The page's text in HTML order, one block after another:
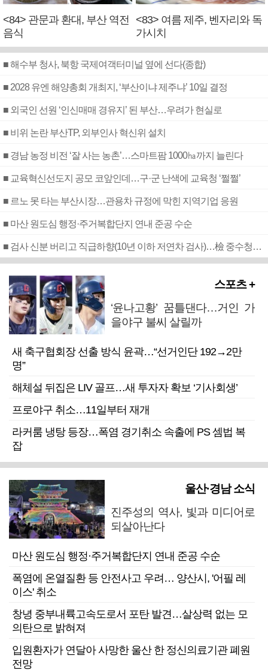
<84> 관문과 환대, 부산 역전
음식
<83> 여름 제주, 벤자리와 독
가시치
■ 해수부 청사, 북항 국제여객터미널 옆에 선다(종합)
■ 2028 유엔 해양총회 개최지, ‘부산이냐 제주냐’ 10일 결정
■ 외국인 선원 ‘인신매매 경유지’ 된 부산…우려가 현실로
■ 비위 논란 부산TP, 외부인사 혁신위 설치
■ 경남 농정 비전 ‘잘 사는 농촌’…스마트팜 1000㏊까지 늘린다
■ 교육혁신선도지 공모 코앞인데…구·군 난색에 교육청 ‘쩔쩔’
■ 르노 못 타는 부산시장…관용차 규정에 막힌 지역기업 응원
■ 마산 원도심 행정·주거복합단지 연내 준공 수순
■ 검사 신분 버리고 직급하향(10년 이하 저연차 검사)…檢 중수청행 기피
스포츠 +
‘윤나고황’ 꿈틀댄다…거인 가
을야구 불씨 살릴까
새 축구협회장 선출 방식 윤곽…“선거인단 192→2만
명”
해체설 뒤집은 LIV 골프…새 투자자 확보 ‘기사회생’
프로야구 취소…11일부터 재개
라커룸 냉탕 등장…폭염 경기취소 속출에 PS 셈법 복
잡
울산·경남 소식
진주성의 역사, 빛과 미디어로
되살아난다
마산 원도심 행정·주거복합단지 연내 준공 수순
폭염에 온열질환 등 안전사고 우려… 양산시, '어필 레
이스' 취소
창녕 중부내륙고속도로서 포탄 발견…살상력 없는 모
의탄으로 밝혀져
입원환자가 연달아 사망한 울산 한 정신의료기관 폐원
전망